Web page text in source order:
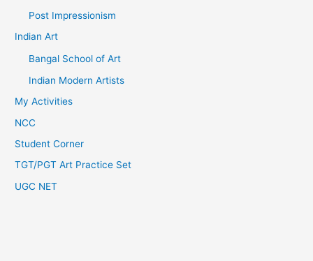
Post Impressionism
Indian Art
Bangal School of Art
Indian Modern Artists
My Activities
NCC
Student Corner
TGT/PGT Art Practice Set
UGC NET